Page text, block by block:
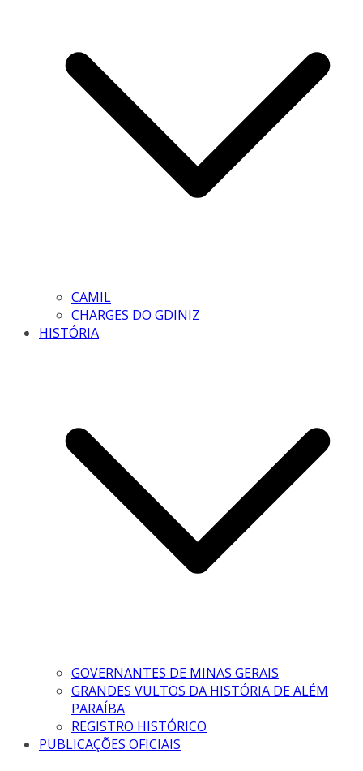
CAMIL
CHARGES DO GDINIZ
HISTÓRIA
GOVERNANTES DE MINAS GERAIS
GRANDES VULTOS DA HISTÓRIA DE ALÉM
PARAÍBA
REGISTRO HISTÓRICO
PUBLICAÇÕES OFICIAIS